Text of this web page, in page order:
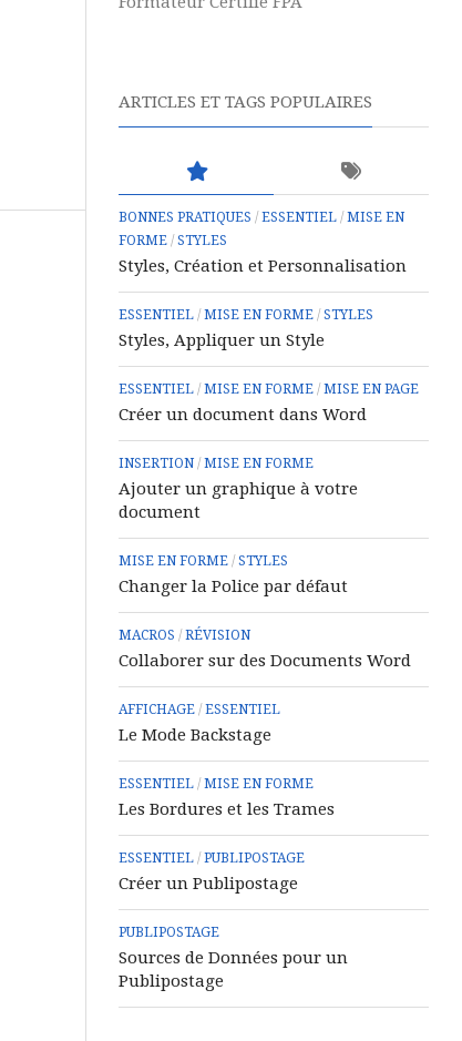
ARTICLES ET TAGS POPULAIRES
BONNES PRATIQUES / ESSENTIEL / MISE EN
FORME / STYLES
Styles, Création et Personnalisation
ESSENTIEL / MISE EN FORME / STYLES
Styles, Appliquer un Style
ESSENTIEL / MISE EN FORME / MISE EN PAGE
Créer un document dans Word
INSERTION / MISE EN FORME
Ajouter un graphique à votre
document
MISE EN FORME / STYLES
Changer la Police par défaut
MACROS / RÉVISION
Collaborer sur des Documents Word
AFFICHAGE / ESSENTIEL
Le Mode Backstage
ESSENTIEL / MISE EN FORME
Les Bordures et les Trames
ESSENTIEL / PUBLIPOSTAGE
Créer un Publipostage
PUBLIPOSTAGE
Sources de Données pour un
Publipostage